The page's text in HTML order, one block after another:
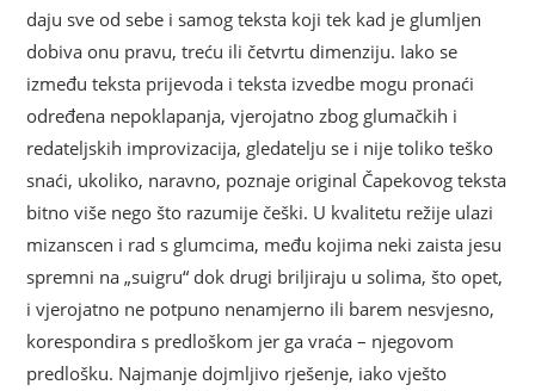
daju sve od sebe i samog teksta koji tek kad je glumljen
dobiva onu pravu, treću ili četvrtu dimenziju. Iako se
između teksta prijevoda i teksta izvedbe mogu pronaći
određena nepoklapanja, vjerojatno zbog glumačkih i
redateljskih improvizacija, gledatelju se i nije toliko teško
snaći, ukoliko, naravno, poznaje original Čapekovog teksta
bitno više nego što razumije češki. U kvalitetu režije ulazi
mizanscen i rad s glumcima, među kojima neki zaista jesu
spremni na „suigru“ dok drugi briljiraju u solima, što opet,
i vjerojatno ne potpuno nenamjerno ili barem nesvjesno,
korespondira s predloškom jer ga vraća – njegovom
predlošku. Najmanje dojmljivo rješenje, iako vješto